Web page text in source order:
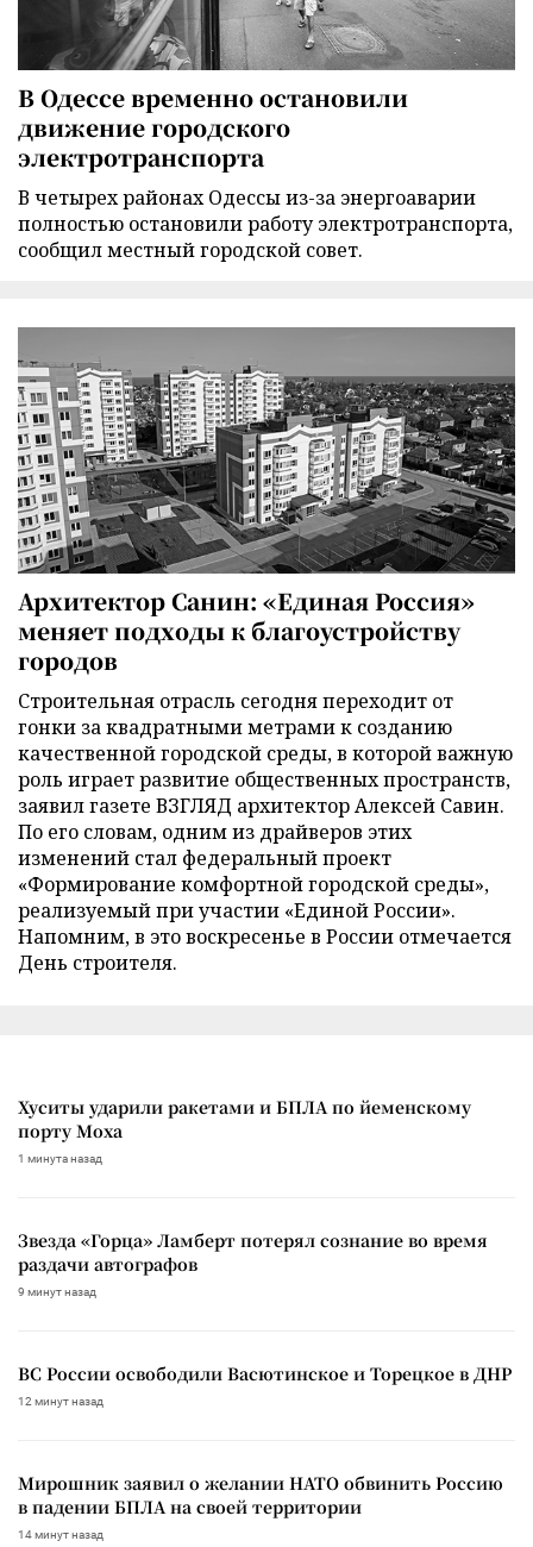
В Одессе временно остановили
движение городского
электротранспорта
В четырех районах Одессы из-за энергоаварии
полностью остановили работу электротранспорта,
сообщил местный городской совет.
Архитектор Санин: «Единая Россия»
меняет подходы к благоустройству
городов
Строительная отрасль сегодня переходит от
гонки за квадратными метрами к созданию
качественной городской среды, в которой важную
роль играет развитие общественных пространств,
заявил газете ВЗГЛЯД архитектор Алексей Савин.
По его словам, одним из драйверов этих
изменений стал федеральный проект
«Формирование комфортной городской среды»,
реализуемый при участии «Единой России».
Напомним, в это воскресенье в России отмечается
День строителя.
Хуситы ударили ракетами и БПЛА по йеменскому
порту Моха
1 минута назад
Звезда «Горца» Ламберт потерял сознание во время
раздачи автографов
9 минут назад
ВС России освободили Васютинское и Торецкое в ДНР
12 минут назад
Мирошник заявил о желании НАТО обвинить Россию
в падении БПЛА на своей территории
14 минут назад